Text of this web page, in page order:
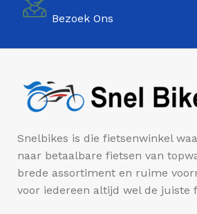
Bezoek Ons
Snelbikes is die fietsenwinkel
naar betaalbare fietsen van
brede assortiment en ruime
voor iedereen altijd wel de juiste